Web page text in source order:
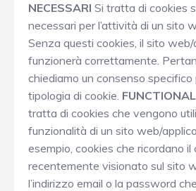
NECESSARI Si tratta di cookies
necessari per l’attività di un sito
Senza questi cookies, il sito
funzionerà correttamente.
chiediamo un consenso specifico
tipologia di cookie.
tratta di cookies che vengono
funzionalità di un sito web/
esempio, cookies che ricordano
recentemente visionato sul sito
l’indirizzo email o la password